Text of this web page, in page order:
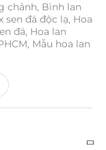
chảnh, Bình lan
sen đá độc lạ, Hoa
đá, Hoa lan
, Mẫu hoa lan